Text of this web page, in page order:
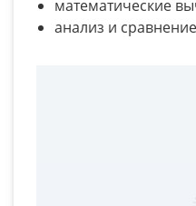
математические
анализ и